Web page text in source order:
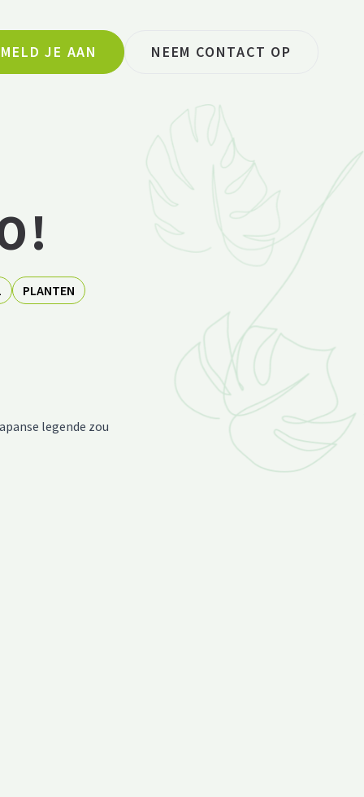
MELD JE AAN NEEM CONTACT OP
PLANTEN
legende zou